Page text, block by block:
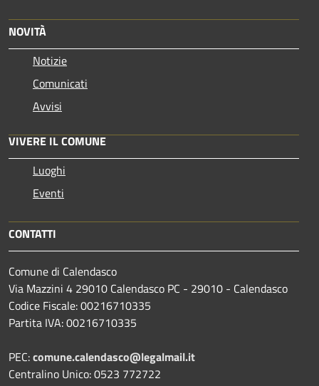
NOVITÀ
Notizie
Comunicati
Avvisi
VIVERE IL COMUNE
Luoghi
Eventi
CONTATTI
Comune di Calendasco
Via Mazzini 4 29010 Calendasco PC - 29010 - Calendasco
Codice Fiscale: 00216710335
Partita IVA: 00216710335
PEC:comune.calendasco@legalmail.it
Centralino Unico: 0523 772722